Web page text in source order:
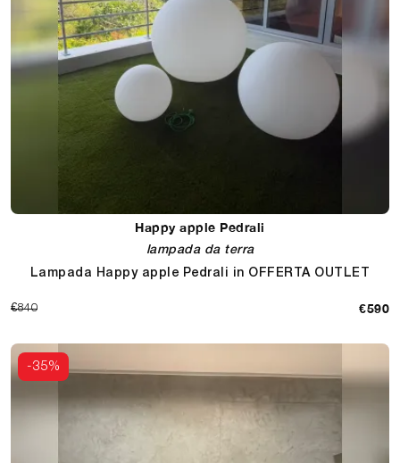
Happy apple Pedrali
lampada da terra
Lampada Happy apple Pedrali in OFFERTA OUTLET
€840 €590
-35%